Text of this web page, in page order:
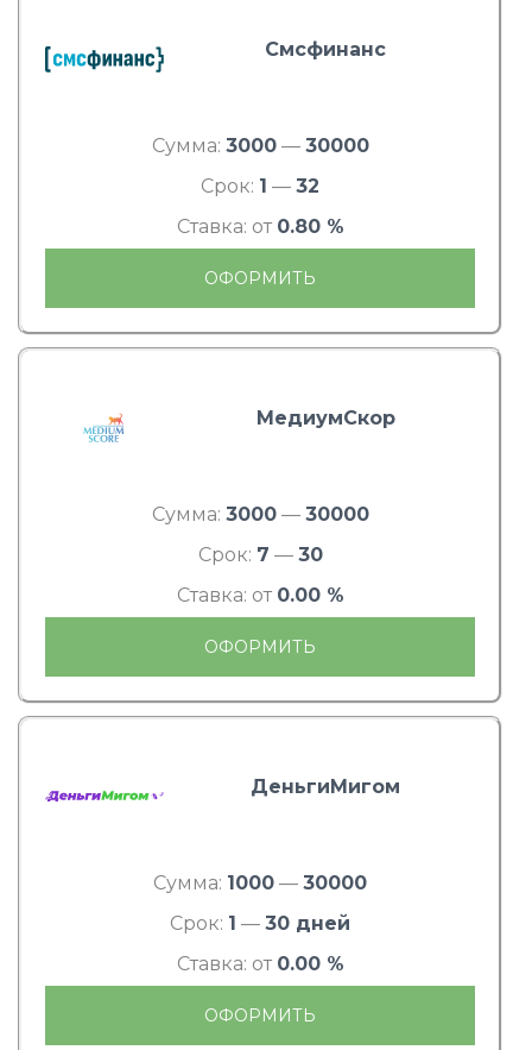
Смсфинанс
Сумма: 3000— 30000
Срок: 1 — 32
Ставка: от 0.80 %
ОФОРМИТЬ
МедиумСкор
Сумма: 3000— 30000
Срок: 7 — 30
Ставка: от 0.00 %
ОФОРМИТЬ
ДеньгиМигом
Сумма: 1000 — 30000
Срок: 1 — 30 дней
Ставка: от 0.00 %
ОФОРМИТЬ